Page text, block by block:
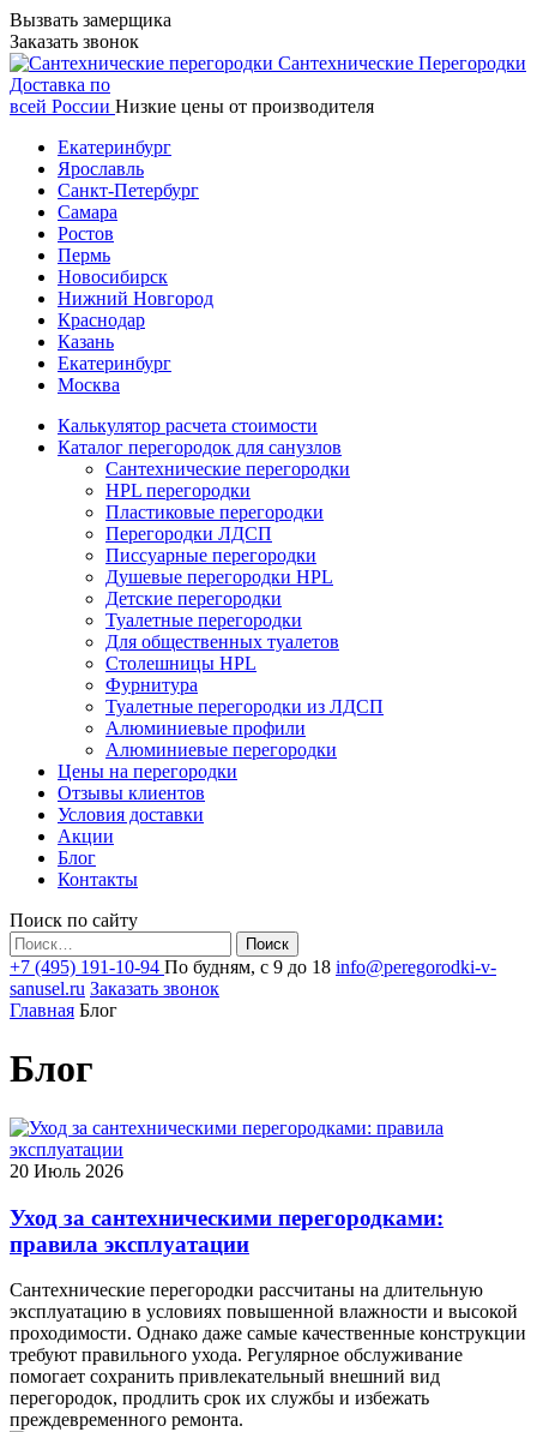
Вызвать замерщика
Заказать звонок
Сантехнические Перегородки
Доставка по
всей России Низкие цены от производителя
Екатеринбург
Ярославль
Санкт-Петербург
Самара
Ростов
Пермь
Новосибирск
Нижний Новгород
Краснодар
Казань
Екатеринбург
Москва
Калькулятор расчета стоимости
Каталог перегородок для санузлов
Сантехнические перегородки
HPL перегородки
Пластиковые перегородки
Перегородки ЛДСП
Писсуарные перегородки
Душевые перегородки HPL
Детские перегородки
Туалетные перегородки
Для общественных туалетов
Столешницы HPL
Фурнитура
Туалетные перегородки из ЛДСП
Алюминиевые профили
Алюминиевые перегородки
Цены на перегородки
Отзывы клиентов
Условия доставки
Акции
Блог
Контакты
Поиск по сайту
Найти:
+7 (495) 191-10-94 По будням, с 9 до 18 info@peregorodki-v-
sanusel.ru Заказать звонок
Главная Блог
Блог
20 Июль 2026
Уход за сантехническими перегородками:
правила эксплуатации
Сантехнические перегородки рассчитаны на длительную
эксплуатацию в условиях повышенной влажности и высокой
проходимости. Однако даже самые качественные конструкции
требуют правильного ухода. Регулярное обслуживание
помогает сохранить привлекательный внешний вид
перегородок, продлить срок их службы и избежать
преждевременного ремонта.